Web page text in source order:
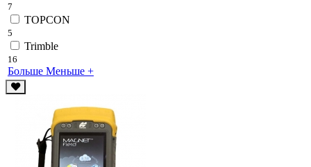
7
TOPCON
5
Trimble
16
Больше Меньше +